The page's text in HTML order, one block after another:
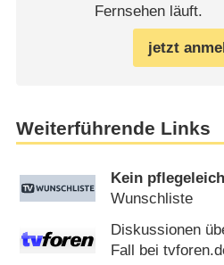
Fernsehen läuft.
jetzt
Weiterführende Links
Kein
Wunschliste
Diskussionen
Fall bei